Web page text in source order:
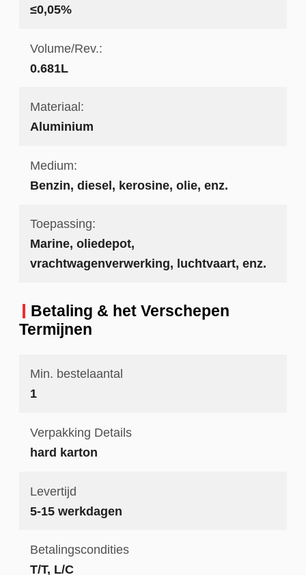
≤0,05%
Volume/Rev.:
0.681L
Materiaal:
Aluminium
Medium:
Benzin, diesel, kerosine, olie, enz.
Toepassing:
Marine, oliedepot,
vrachtwagenverwerking, luchtvaart, enz.
Betaling & het Verschepen
Termijnen
Min. bestelaantal
1
Verpakking Details
hard karton
Levertijd
5-15 werkdagen
Betalingscondities
T/T, L/C